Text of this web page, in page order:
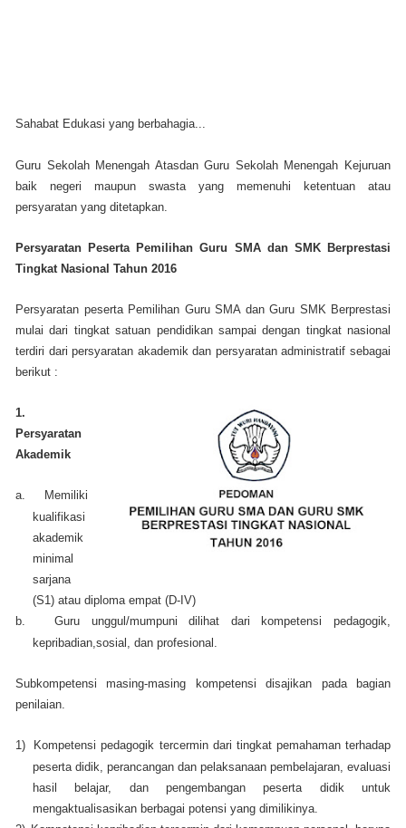
Sahabat Edukasi yang berbahagia...
Guru Sekolah Menengah Atasdan Guru Sekolah Menengah Kejuruan
baik negeri maupun swasta yang memenuhi ketentuan atau
persyaratan yang ditetapkan.
Persyaratan Peserta Pemilihan Guru SMA dan SMK Berprestasi
Tingkat Nasional Tahun 2016
Persyaratan peserta Pemilihan Guru SMA dan Guru SMK Berprestasi
mulai dari tingkat satuan pendidikan sampai dengan tingkat nasional
terdiri dari persyaratan akademik dan persyaratan administratif sebagai
berikut :
1.
Persyaratan
Akademik
a.
Memiliki
kualifikasi
akademik
minimal
sarjana
(S1) atau diploma empat (D-IV)
b.
Guru unggul/mumpuni dilihat dari kompetensi pedagogik,
kepribadian,sosial, dan profesional.
Subkompetensi masing-masing kompetensi disajikan pada bagian
penilaian.
1)
Kompetensi pedagogik tercermin dari tingkat pemahaman terhadap
peserta didik, perancangan dan pelaksanaan pembelajaran, evaluasi
hasil belajar, dan pengembangan peserta didik untuk
mengaktualisasikan berbagai potensi yang dimilikinya.